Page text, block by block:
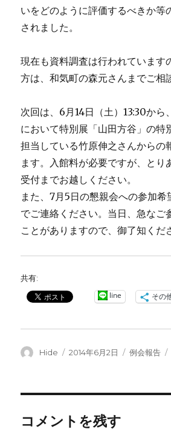
いをどのように評価するべきか等
されました。
現在も資料調査は行われています
方は、和気町の森元さんまでご相
次回は、6月14日（土）13:30から
において特別展「山田方谷」の特
担当している竹原伸之さんからの
ます。入館料が必要ですが、とり
受付までお越しください。
また、7月5日の懇親会への参加希
でご連絡ください。当日、急なご
ことがありますので、御了知くだ
共有:
line その
投
Hide
投
2014年6月2日
カ
例会報告
コメントを残す